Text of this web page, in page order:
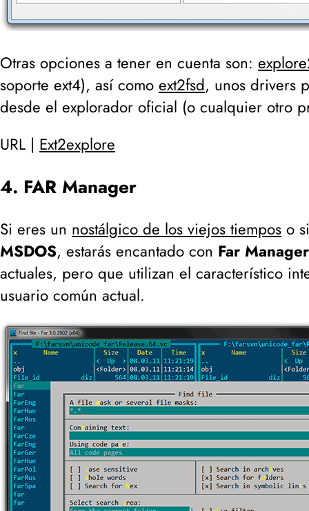
Otras opciones a tener en cuenta son:
soporte ext4), así como ext2fsd, unos drivers
desde el explorador oficial (o cualquier otro
URL | Ext2explore
4. FAR Manager
Si eres un nostálgico de los viejos tiempos o
MSDOS, estarás encantado con Far Manager
actuales, pero que utilizan el característico
usuario común actual.